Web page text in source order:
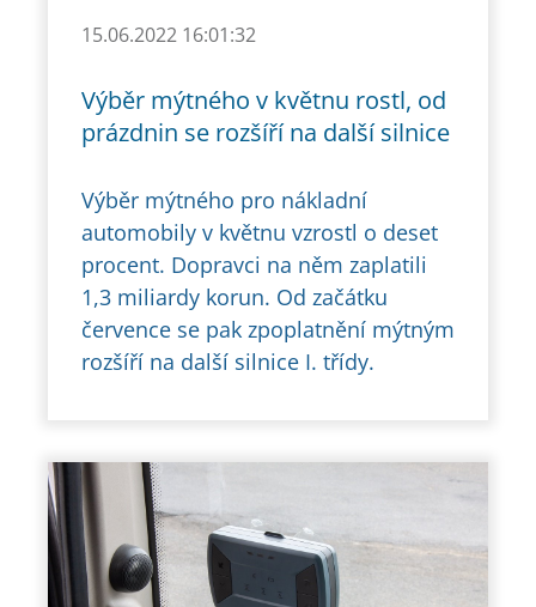
15.06.2022 16:01:32
Výběr mýtného v květnu rostl, od
prázdnin se rozšíří na další silnice
Výběr mýtného pro nákladní
automobily v květnu vzrostl o deset
procent. Dopravci na něm zaplatili
1,3 miliardy korun. Od začátku
července se pak zpoplatnění mýtným
rozšíří na další silnice I. třídy.